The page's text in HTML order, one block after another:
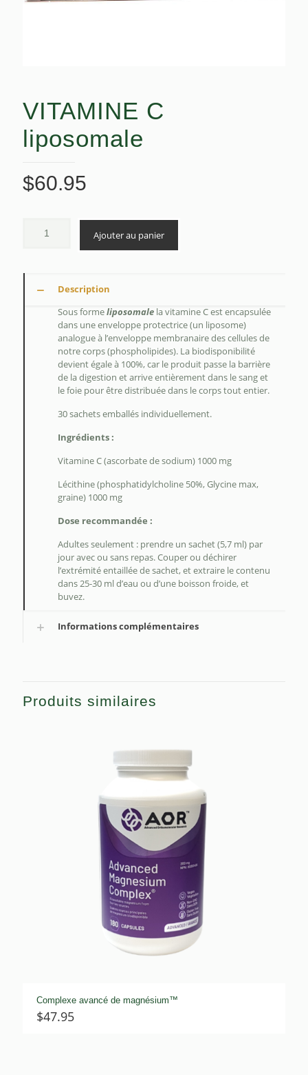
VITAMINE C
liposomale
$60.95
Ajouter au panier
Description
Sous formeliposomale la vitamine C est encapsulée
dans une enveloppe protectrice (un liposome)
analogue à l’enveloppe membranaire des cellules de
notre corps (phospholipides). La biodisponibilité
devient égale à 100%, car le produit passe la barrière
de la digestion et arrive entièrement dans le sang et
le foie pour être distribuée dans le corps tout entier.
30 sachets emballés individuellement.
Ingrédients :
Vitamine C (ascorbate de sodium) 1000 mg
Lécithine (phosphatidylcholine 50%, Glycine max,
graine) 1000 mg
Dose recommandée :
Adultes seulement : prendre un sachet (5,7 ml) par
jour avec ou sans repas. Couper ou déchirer
l’extrémité entaillée de sachet, et extraire le contenu
dans 25-30 ml d’eau ou d’une boisson froide, et
buvez.
Informations complémentaires
Produits similaires
Complexe avancé de magnésium™
$47.95